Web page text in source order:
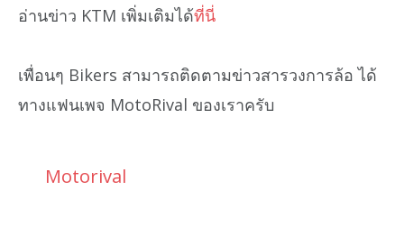
อ่านข่าว KTM เพิ่มเติมได้ที่นี่
เพื่อนๆ Bikers สามารถติดตามข่าวสารวงการล้อ ได้
ทางแฟนเพจ MotoRival ของเราครับ
Motorival